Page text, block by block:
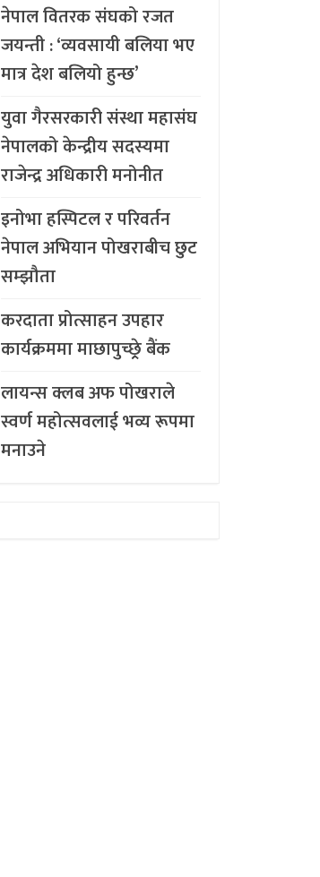
नेपाल वितरक संघको रजत
जयन्ती : ‘व्यवसायी बलिया भए
मात्र देश बलियो हुन्छ’
युवा गैरसरकारी संस्था महासंघ
नेपालको केन्द्रीय सदस्यमा
राजेन्द्र अधिकारी मनोनीत
इनोभा हस्पिटल र परिवर्तन
नेपाल अभियान पोखराबीच छुट
सम्झौता
करदाता प्रोत्साहन उपहार
कार्यक्रममा माछापुच्छ्र्रे बैंक
लायन्स क्लब अफ पोखराले
स्वर्ण महोत्सवलाई भव्य रूपमा
मनाउने